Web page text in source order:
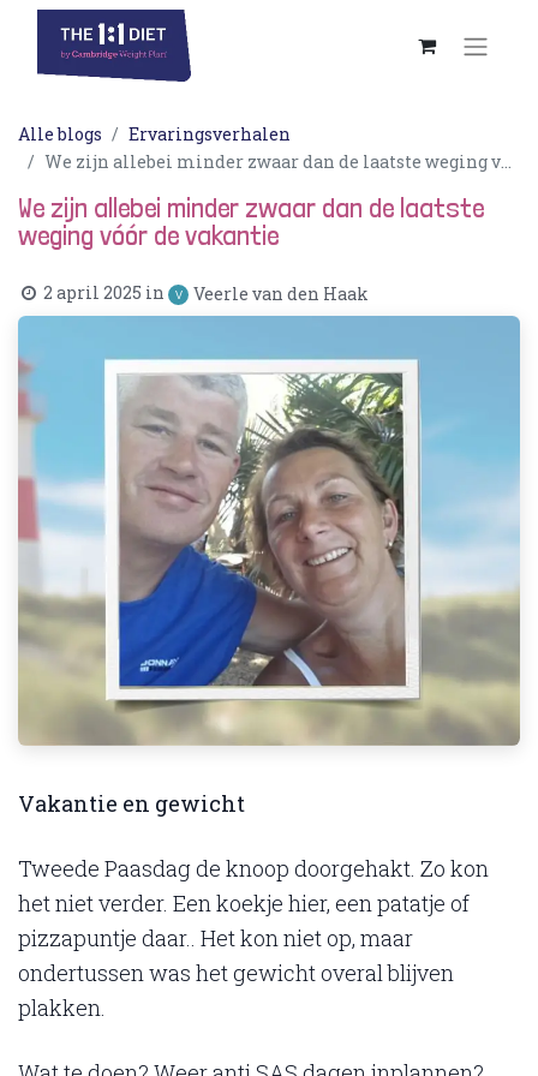
Alle blogs
Ervaringsverhalen
We zijn allebei minder zwaar dan de laatste weging vóór de vakantie
We zijn allebei minder zwaar dan de laatste
weging vóór de vakantie
2 april 2025 in Veerle van den Haak
Vakantie en gewicht
Tweede Paasdag de knoop doorgehakt. Zo kon
het niet verder. Een koekje hier, een patatje of
pizzapuntje daar.. Het kon niet op, maar
ondertussen was het gewicht overal blijven
plakken.